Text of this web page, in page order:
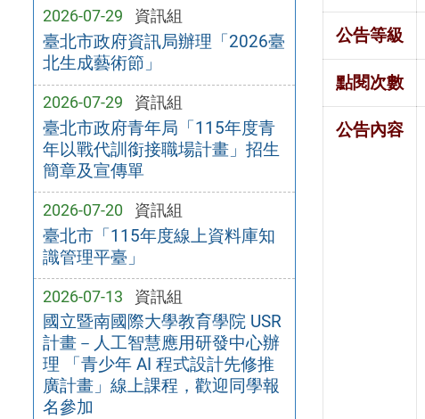
2026-07-29 資訊組
臺北市政府資訊局辦理「2026臺
北生成藝術節」
2026-07-29 資訊組
臺北市政府青年局「115年度青
年以戰代訓銜接職場計畫」招生
簡章及宣傳單
2026-07-20 資訊組
臺北市「115年度線上資料庫知
識管理平臺」
2026-07-13 資訊組
國立暨南國際大學教育學院 USR
計畫－人工智慧應用研發中心辦
理 「青少年 AI 程式設計先修推
廣計畫」線上課程，歡迎同學報
名參加
公告等級
點閱次數
公告內容